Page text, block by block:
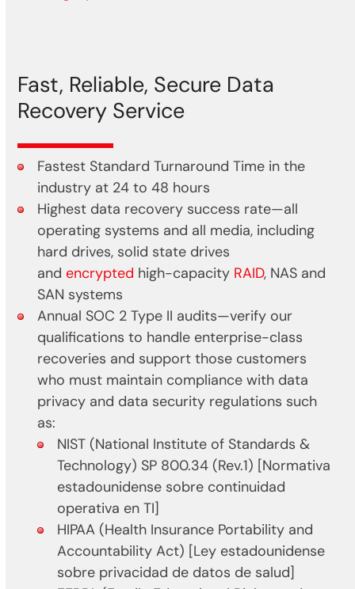
Fast, Reliable, Secure Data
Recovery Service
Fastest Standard Turnaround Time in the
industry at 24 to 48 hours
Highest data recovery success rate—all
operating systems and all media, including
hard drives, solid state drives
andencrypted high-capacity RAID, NAS and
SAN systems
Annual SOC 2 Type II audits—verify our
qualifications to handle enterprise-class
recoveries and support those customers
who must maintain compliance with data
privacy and data security regulations such
as:
NIST (National Institute of Standards &
Technology) SP 800.34 (Rev.1) [Normativa
estadounidense sobre continuidad
operativa en TI]
HIPAA (Health Insurance Portability and
Accountability Act) [Ley estadounidense
sobre privacidad de datos de salud]